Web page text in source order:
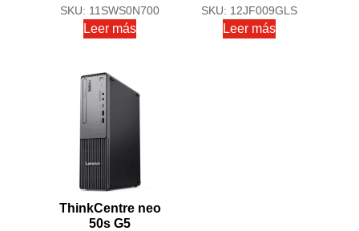
SKU: 11SWS0N700
Leer más
SKU: 12JF009GLS
Leer más
ThinkCentre neo
50s G5